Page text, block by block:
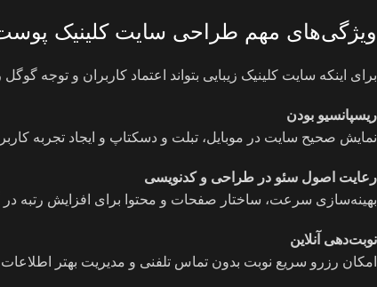
ویژگی‌های مهم طراحی سایت کلینیک
برای اینکه سایت کلینیک زیبایی بتواند اعتماد کاربران و
ریسپانسیو بودن
نمایش صحیح سایت در موبایل، تبلت و دسکتاپ و ایجاد تجربه
رعایت اصول سئو در طراحی و کدنویسی
بهینه‌سازی سرعت، ساختار صفحات و محتوا برای افزایش رتبه
نوبت‌دهی آنلاین
امکان رزرو سریع نوبت بدون تماس تلفنی و مدیریت بهتر